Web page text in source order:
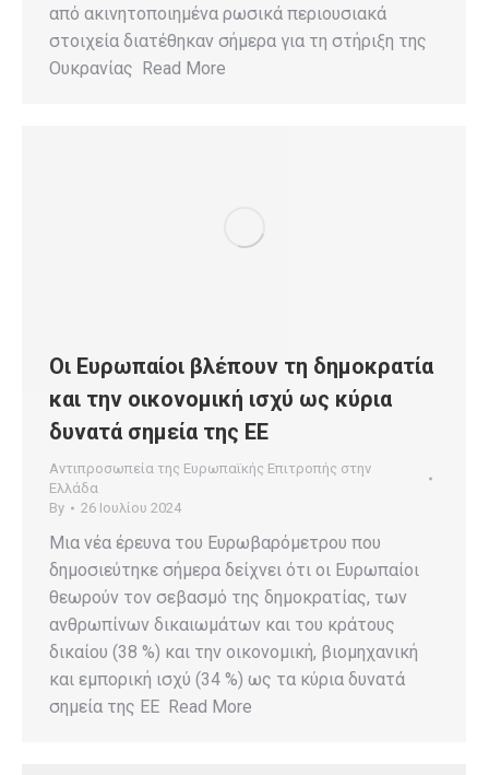
από ακινητοποιημένα ρωσικά περιουσιακά
στοιχεία διατέθηκαν σήμερα για τη στήριξη της
Ουκρανίας Read More
Οι Ευρωπαίοι βλέπουν τη δημοκρατία
και την οικονομική ισχύ ως κύρια
δυνατά σημεία της ΕΕ
Αντιπροσωπεία της Ευρωπαϊκής Επιτροπής στην
Ελλάδα
By
26 Ιουλίου 2024
Μια νέα έρευνα του Ευρωβαρόμετρου που
δημοσιεύτηκε σήμερα δείχνει ότι οι Ευρωπαίοι
θεωρούν τον σεβασμό της δημοκρατίας, των
ανθρωπίνων δικαιωμάτων και του κράτους
δικαίου (38 %) και την οικονομική, βιομηχανική
και εμπορική ισχύ (34 %) ως τα κύρια δυνατά
σημεία της ΕΕ Read More